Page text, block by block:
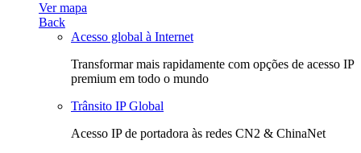
Ver mapa
Back
Acesso global à Internet
Transformar mais rapidamente com opções de acesso IP
premium em todo o mundo
Trânsito IP Global
Acesso IP de portadora às redes CN2 & ChinaNet